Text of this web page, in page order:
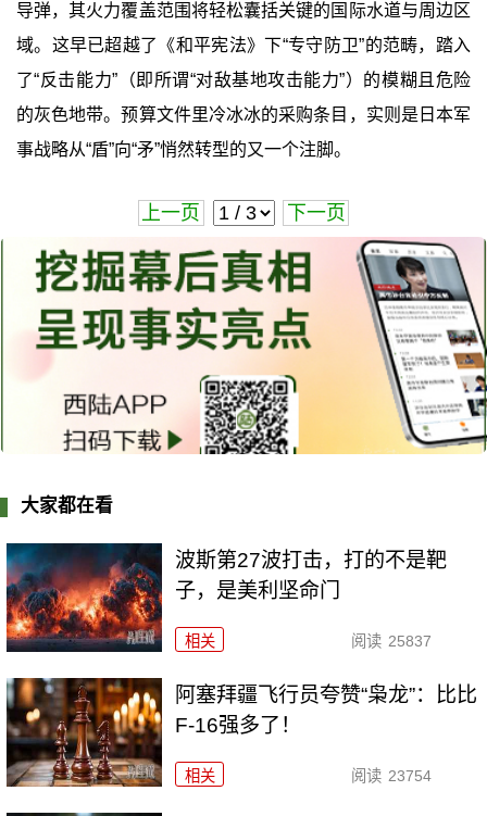
导弹，其火力覆盖范围将轻松囊括关键的国际水道与周边区
域。这早已超越了《和平宪法》下“专守防卫”的范畴，踏入
了“反击能力”（即所谓“对敌基地攻击能力”）的模糊且危险
的灰色地带。预算文件里冷冰冰的采购条目，实则是日本军
事战略从“盾”向“矛”悄然转型的又一个注脚。
上一页 下一页
大家都在看
波斯第27波打击，打的不是靶
子，是美利坚命门
相关 阅读 25837
阿塞拜疆飞行员夸赞“枭龙”：比比
F-16强多了！
相关 阅读 23754